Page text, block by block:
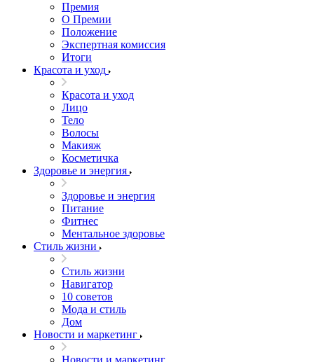
Премия
О Премии
Положение
Экспертная комиссия
Итоги
Красота и уход
Красота и уход
Лицо
Тело
Волосы
Макияж
Косметичка
Здоровье и энергия
Здоровье и энергия
Питание
Фитнес
Ментальное здоровье
Стиль жизни
Стиль жизни
Навигатор
10 советов
Мода и стиль
Дом
Новости и маркетинг
Новости и маркетинг